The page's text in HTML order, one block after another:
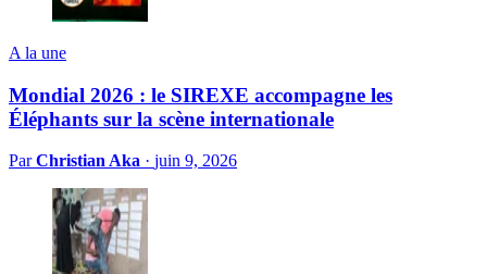
A la une
Mondial 2026 : le SIREXE accompagne les
Éléphants sur la scène internationale
ParChristian Aka · juin 9, 2026